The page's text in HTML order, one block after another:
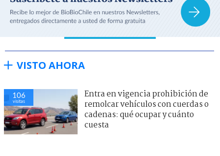
VISTO AHORA
106
visitas
Entra en vigencia prohibición de
remolcar vehículos con cuerdas o
cadenas: qué ocupar y cuánto
cuesta